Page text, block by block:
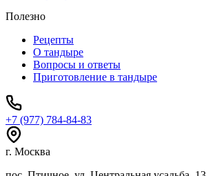
Полезно
Рецепты
О тандыре
Вопросы и ответы
Приготовление в тандыре
+7 (977) 784-84-83
г. Москва